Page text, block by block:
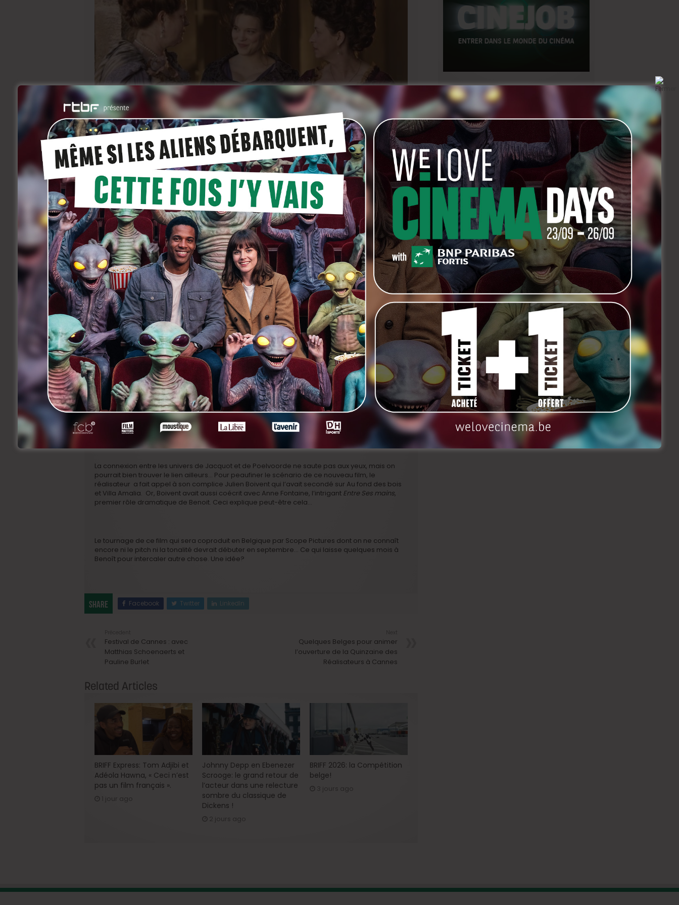
Le chanceux réalisateur de ce projet tentant sera Benoît Jacquot qui vient de connaître un fort
joli succès critique avec
Les Adieux à la Reine(photo ci-dessus) dans lequel il dirigeait déjà
Catherine Deneuve et Léa Seydoux. Pour Charlotte Gainsbourg et a fortiori pour Benoit
Poelvoorde, il s’agit par contre d’une grande première, inattendue…
La connexion entre les univers de Jacquot et de Poelvoorde ne saute pas aux yeux, mais on
pourrait bien trouver le lien ailleurs… Pour peaufiner le scénario de ce nouveau film, le
réalisateur a fait appel à son complice Julien Boivent qui l’avait secondé sur Au fond des bois
et Villa Amalia. Or, Boivent avait aussi coécrit avec Anne Fontaine, l’intrigant Entre Ses mains,
premier rôle dramatique de Benoit. Ceci explique peut-être cela…
Le tournage de ce film qui sera coproduit en Belgique par Scope Pictures dont on ne connaît
encore ni le pitch ni la tonalité devrait débuter en septembre… Ce qui laisse quelques mois à
Benoît pour intercaler autre chose. Une idée?
Share Facebook Twitter LinkedIn
Festival de Cannes : avec
Matthias Schoenaerts et
Pauline Burlet
Quelques Belges pour animer
l’ouverture de la Quinzaine des
Réalisateurs à Cannes
Related Articles
BRIFF Express: Tom Adjibi et
Adéola Hawna, « Ceci n’est
pas un film français ».
1 jour ago
Johnny Depp en Ebenezer
Scrooge: le grand retour de
l’acteur dans une relecture
sombre du classique de
Dickens !
2 jours ago
BRIFF 2026: la Compétition
belge!
3 jours ago